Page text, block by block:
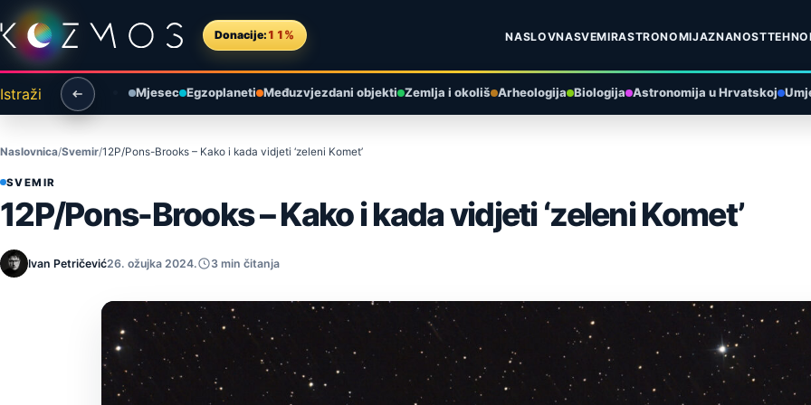
Preskoči na sadržaj
Donacije: 11% NASLOVNASVEMIRASTRONOMIJAZNANOST
Istraži Mjesec Egzoplaneti Međuzvjezdani objekti Zemlja i okoliš Arheologija Biologija Astronomija u Hrvatskoj
Naslovnica Svemir 12P/Pons-Brooks – Kako i kada vidjeti ‘zeleni Komet’
SVEMIR
12P/Pons-Brooks – Kako i kada vidjeti ‘zeleni Komet’
Ivan Petričević26. ožujka 2024. 3 min čitanja